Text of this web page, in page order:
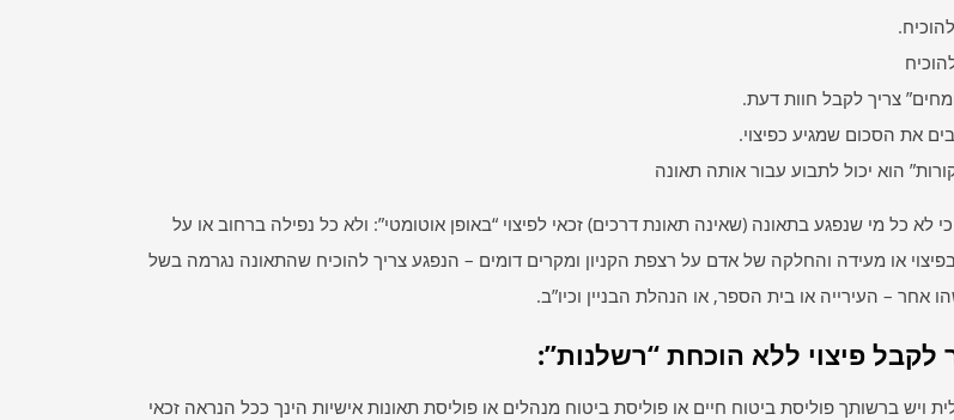
צריך לקבל חוות דעת.
את הסכום שמגיע כפיצוי.
הוא יכול לתבוע עבור אותה תאונה
כי לא כל מי שנפגע בתאונה (שאינה תאונת דרכים) זכאי לפיצוי “באופן אוטומטי”: ולא כל נפילה ברחוב או על
או מעידה והחלקה של אדם על רצפת הקניון ומקרים דומים – הנפגע צריך להוכיח שהתאונה נגרמה בשל
אחר – העירייה או בית הספר, או הנהלת הבניין וכיו”ב.
פיצוי ללא הוכחת “רשלנות”:
ויש ברשותך פוליסת ביטוח חיים או פוליסת ביטוח מנהלים או פוליסת תאונות אישיות הינך ככל הנראה זכאי